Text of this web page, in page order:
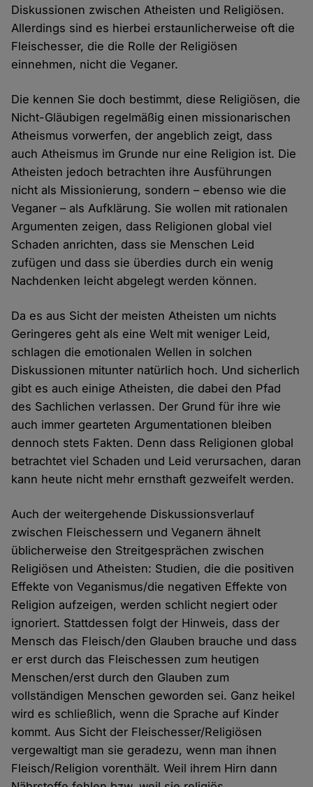
Diskussionen zwischen Atheisten und Religiösen.
Allerdings sind es hierbei erstaunlicherweise oft die
Fleischesser, die die Rolle der Religiösen
einnehmen, nicht die Veganer.
Die kennen Sie doch bestimmt, diese Religiösen, die
Nicht-Gläubigen regelmäßig einen missionarischen
Atheismus vorwerfen, der angeblich zeigt, dass
auch Atheismus im Grunde nur eine Religion ist. Die
Atheisten jedoch betrachten ihre Ausführungen
nicht als Missionierung, sondern – ebenso wie die
Veganer – als Aufklärung. Sie wollen mit rationalen
Argumenten zeigen, dass Religionen global viel
Schaden anrichten, dass sie Menschen Leid
zufügen und dass sie überdies durch ein wenig
Nachdenken leicht abgelegt werden können.
Da es aus Sicht der meisten Atheisten um nichts
Geringeres geht als eine Welt mit weniger Leid,
schlagen die emotionalen Wellen in solchen
Diskussionen mitunter natürlich hoch. Und sicherlich
gibt es auch einige Atheisten, die dabei den Pfad
des Sachlichen verlassen. Der Grund für ihre wie
auch immer gearteten Argumentationen bleiben
dennoch stets Fakten. Denn dass Religionen global
betrachtet viel Schaden und Leid verursachen, daran
kann heute nicht mehr ernsthaft gezweifelt werden.
Auch der weitergehende Diskussionsverlauf
zwischen Fleischessern und Veganern ähnelt
üblicherweise den Streitgesprächen zwischen
Religiösen und Atheisten: Studien, die die positiven
Effekte von Veganismus/die negativen Effekte von
Religion aufzeigen, werden schlicht negiert oder
ignoriert. Stattdessen folgt der Hinweis, dass der
Mensch das Fleisch/den Glauben brauche und dass
er erst durch das Fleischessen zum heutigen
Menschen/erst durch den Glauben zum
vollständigen Menschen geworden sei. Ganz heikel
wird es schließlich, wenn die Sprache auf Kinder
kommt. Aus Sicht der Fleischesser/Religiösen
vergewaltigt man sie geradezu, wenn man ihnen
Fleisch/Religion vorenthält. Weil ihrem Hirn dann